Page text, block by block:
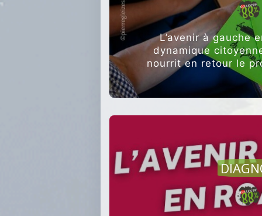
L’avenir à gauche
dynamique
nourrit en retour le